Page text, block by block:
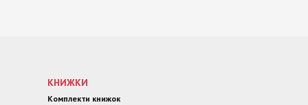
КНИЖКИ
Комплекти книжок